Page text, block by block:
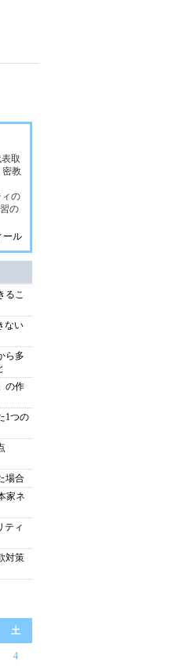
取
教
の
の
ール
るこ
ない
ら多
の作
1つの
場合
家ネ
ティ
対策
土
4